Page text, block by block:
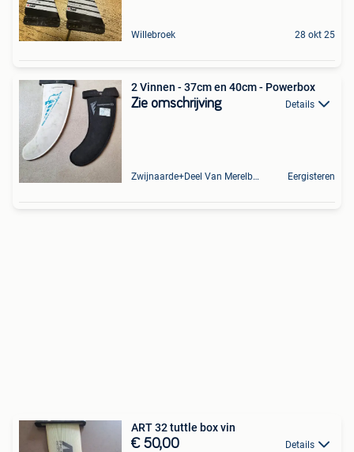
Willebroek 28 okt 25
2 Vinnen - 37cm en 40cm - Powerbox
Zie omschrijving Details
Zwijnaarde+Deel Van Merelbeke Eergisteren
ART 32 tuttle box vin
€ 50,00 Details